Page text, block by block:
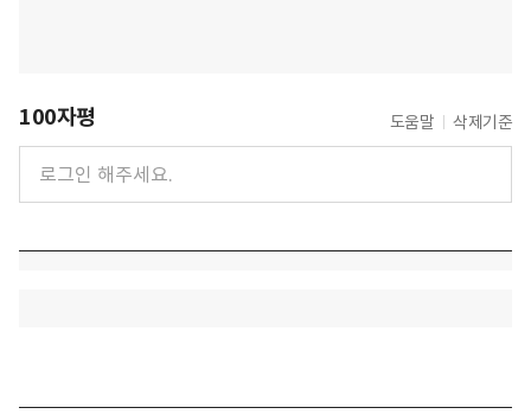
100자평 도움말 삭제기준